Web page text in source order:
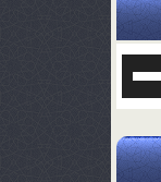
یا
صدا